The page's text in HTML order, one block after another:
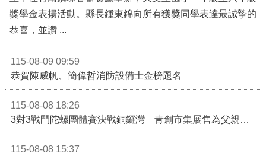
獎學金表揚活動。縣長鍾東錦向所有獲獎同學表達最誠摯的
恭喜，並讚 ...
115-08-09 09:59
恭賀陳威帆、簡偉哲消防設備士金榜題名
115-08-08 18:26
3對3戰鬥陀螺團體賽決戰銅鑼灣 青創市集展售為父親節增添繽紛
115-08-08 15:37